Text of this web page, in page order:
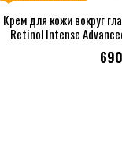
Крем для кожи вокруг
Retinol Intense